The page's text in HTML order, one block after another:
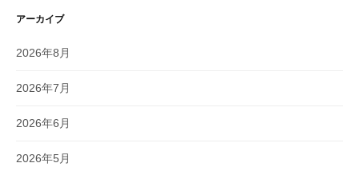
アーカイブ
2026年8月
2026年7月
2026年6月
2026年5月